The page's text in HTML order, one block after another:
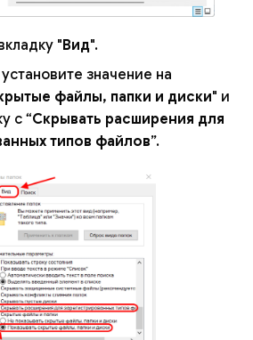
"Вид".
значение на
файлы, папки и диски" и
с “Скрывать расширения для
типов файлов”.